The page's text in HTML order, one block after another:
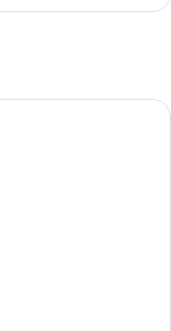
mit einem großen